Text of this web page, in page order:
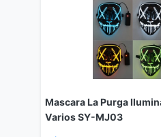
Mascara La Purga
Varios SY-MJ03